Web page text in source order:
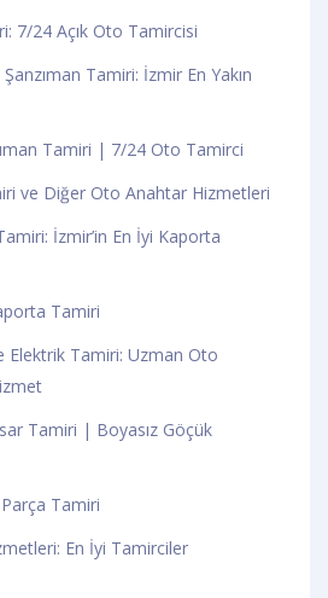
7/24 Açık Oto Tamircisi
Tamiri: İzmir En Yakın
Tamiri | 7/24 Oto Tamirci
ve Diğer Oto Anahtar Hizmetleri
İzmir’in En İyi Kaporta
Tamiri
Elektrik Tamiri: Uzman Oto
Tamiri | Boyasız Göçük
Tamiri
En İyi Tamirciler